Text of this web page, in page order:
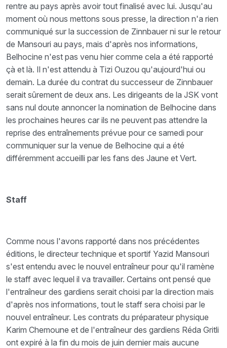
rentre au pays après avoir tout finalisé avec lui. Jusqu'au
moment où nous mettons sous presse, la direction n'a rien
communiqué sur la succession de Zinnbauer ni sur le retour
de Mansouri au pays, mais d'après nos informations,
Belhocine n'est pas venu hier comme cela a été rapporté
çà et là. Il n'est attendu à Tizi Ouzou qu'aujourd'hui ou
demain. La durée du contrat du successeur de Zinnbauer
serait sûrement de deux ans. Les dirigeants de la JSK vont
sans nul doute annoncer la nomination de Belhocine dans
les prochaines heures car ils ne peuvent pas attendre la
reprise des entraînements prévue pour ce samedi pour
communiquer sur la venue de Belhocine qui a été
différemment accueilli par les fans des Jaune et Vert.
Staff
Comme nous l'avons rapporté dans nos précédentes
éditions, le directeur technique et sportif Yazid Mansouri
s'est entendu avec le nouvel entraîneur pour qu'il ramène
le staff avec lequel il va travailler. Certains ont pensé que
l'entraîneur des gardiens serait choisi par la direction mais
d'après nos informations, tout le staff sera choisi par le
nouvel entraîneur. Les contrats du préparateur physique
Karim Chemoune et de l'entraîneur des gardiens Réda Gritli
ont expiré à la fin du mois de juin dernier mais aucune